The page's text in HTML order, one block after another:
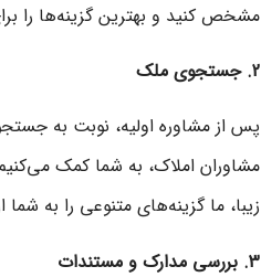
مشخص کنید و بهترین گزینه‌ها را
2. جستجوی ملک
پس از مشاوره اولیه، نوبت به
مشاوران املاک، به شما کمک
زیبا، ما گزینه‌های متنوعی را به
3. بررسی مدارک و مستندات